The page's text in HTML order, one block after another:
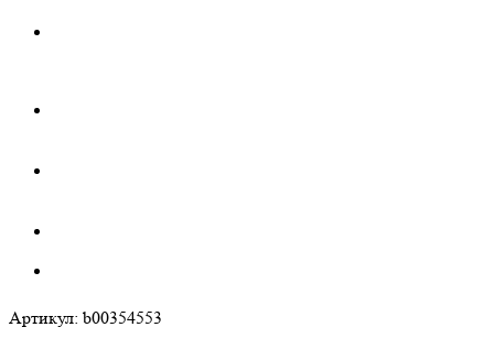
Артикул: b00354553